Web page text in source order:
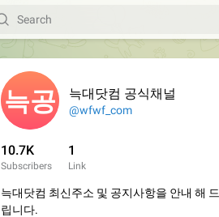
늑대닷컴 공식채널
@wfwf_com
10.7K
Subscribers
1
Link
늑대닷컴 최신주소 및 공지사항을 안내 해 드
립니다.